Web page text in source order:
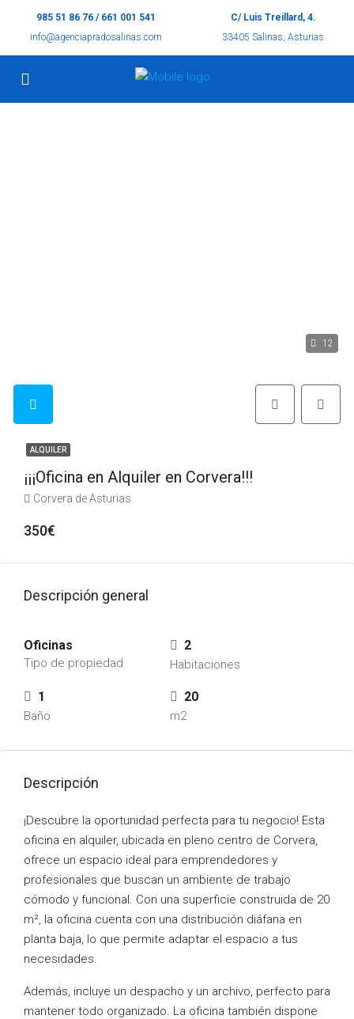
985 51 86 76 / 661 001 541
info@agenciapradosalinas.com
C/ Luis Treillard, 4.
33405 Salinas, Asturias
12
ALQUILER
¡¡¡Oficina en Alquiler en Corvera!!!
Corvera de Asturias
350€
Descripción general
Oficinas
Tipo de propiedad
2
Habitaciones
1
Baño
20
m2
Descripción
¡Descubre la oportunidad perfecta para tu negocio! Esta
oficina en alquiler, ubicada en pleno centro de Corvera,
ofrece un espacio ideal para emprendedores y
profesionales que buscan un ambiente de trabajo
cómodo y funcional. Con una superficie construida de 20
m², la oficina cuenta con una distribución diáfana en
planta baja, lo que permite adaptar el espacio a tus
necesidades.
Además, incluye un despacho y un archivo, perfecto para
mantener todo organizado. La oficina también dispone